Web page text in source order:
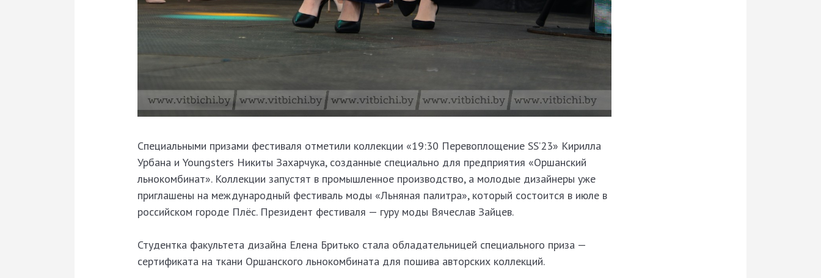
Специальными призами фестиваля отметили коллекции «19:30 Перевоплощение SS’23» Кирилла
Урбана и Youngsters Никиты Захарчука, созданные специально для предприятия «Оршанский
льнокомбинат». Коллекции запустят в промышленное производство, а молодые дизайнеры уже
приглашены на международный фестиваль моды «Льняная палитра», который состоится в июле в
российском городе Плёс. Президент фестиваля — гуру моды Вячеслав Зайцев.
Студентка факультета дизайна Елена Бритько стала обладательницей специального приза —
сертификата на ткани Оршанского льнокомбината для пошива авторских коллекций.